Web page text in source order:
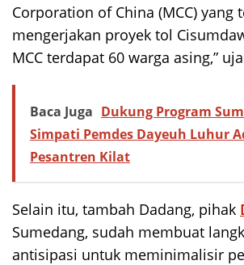
Corporation of China (MCC) yang
mengerjakan proyek tol
MCC terdapat 60 warga asing,”
Baca Juga Dukung Program
Simpati Pemdes Dayeuh Luhur
Pesantren Kilat
Selain itu, tambah Dadang, pihak
Sumedang, sudah membuat
antisipasi untuk meminimalisir